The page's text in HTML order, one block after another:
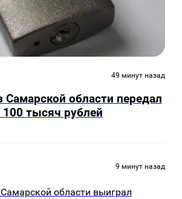
49 минут назад
Самарской области передал
тысяч рублей
9 минут назад
области выиграл